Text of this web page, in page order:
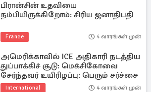
பிரான்சின் உதவியை
நம்பியிருக்கிறோம்: சிரிய ஜனாதிபதி
France 4 வாரங்கள் முன்
அமெரிக்காவில் ICE அதிகாரி நடத்திய
துப்பாக்கிச் சூடு: மெக்சிகோவை
சேர்ந்தவர் உயிரிழப்பு: பெரும் சர்ச்சை
International 4 வாரங்கள் முன்